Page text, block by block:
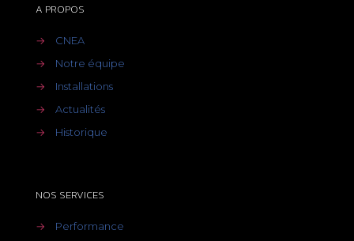
A PROPOS
→
CNEA
→
Notre équipe
→
Installations
→
Actualités
→
Historique
NOS SERVICES
→
Performance